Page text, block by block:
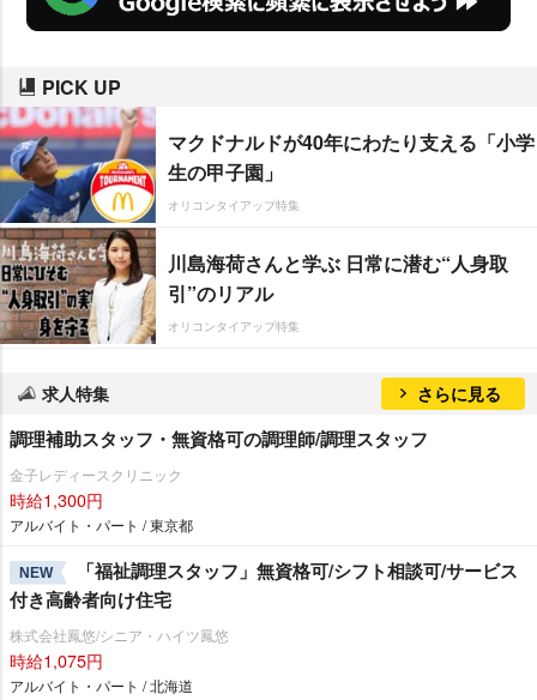
PICK UP
マクドナルドが40年にわたり支える「小学
生の甲子園」
オリコンタイアップ特集
川島海荷さんと学ぶ 日常に潜む“人身取
引”のリアル
オリコンタイアップ特集
求人特集 さらに見る
調理補助スタッフ・無資格可の調理師/調理スタッフ
金子レディースクリニック
時給1,300円
アルバイト・パート / 東京都
NEW
「福祉調理スタッフ」無資格可/シフト相談可/サービス
付き高齢者向け住宅
株式会社鳳悠/シニア・ハイツ鳳悠
時給1,075円
アルバイト・パート / 北海道